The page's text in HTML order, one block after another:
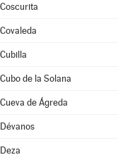
Coscurita
Covaleda
Cubilla
Cubo de la Solana
Cueva de Ágreda
Dévanos
Deza